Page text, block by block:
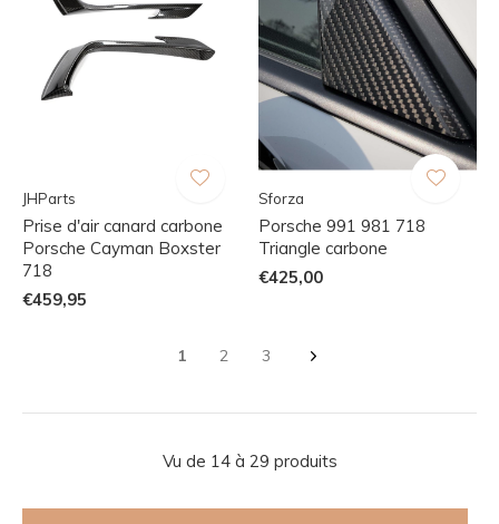
JHParts
Prise d'air canard carbone
Porsche Cayman Boxster
718
€459,95
Sforza
Porsche 991 981 718
Triangle carbone
€425,00
1 2 3
Vu de 14 à 29 produits